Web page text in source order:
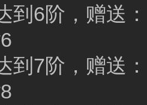
到6阶，赠送
到7阶，赠送